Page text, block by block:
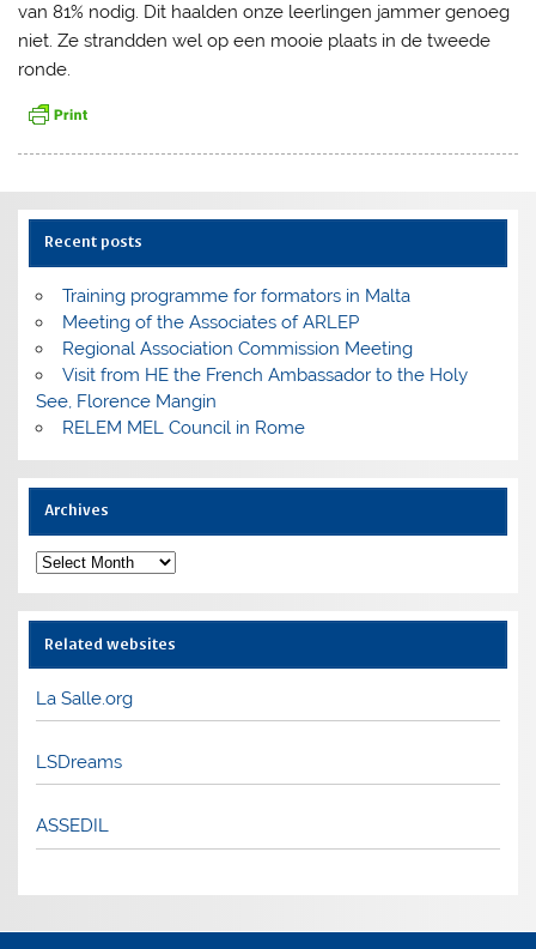
van 81% nodig. Dit haalden onze leerlingen jammer genoeg
niet. Ze strandden wel op een mooie plaats in de tweede
ronde.
Recent posts
Training programme for formators in Malta
Meeting of the Associates of ARLEP
Regional Association Commission Meeting
Visit from HE the French Ambassador to the Holy
See, Florence Mangin
RELEM MEL Council in Rome
Archives
Archives
Related websites
La Salle.org
LSDreams
ASSEDIL